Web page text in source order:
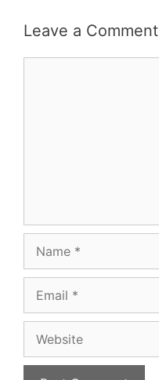
Leave a Comment